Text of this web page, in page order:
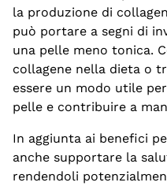
la produzione di
può portare a segni di
una pelle meno tonica.
collagene nella dieta o
essere un modo utile
pelle e contribuire a
In aggiunta ai benefici
anche supportare la
rendendoli